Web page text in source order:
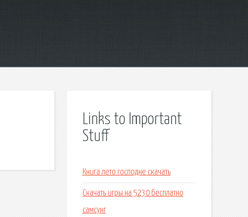
Links to Important
Stuff
Книга лето господне скачать
Скачать игры на 5230 бесплатно
самсунг